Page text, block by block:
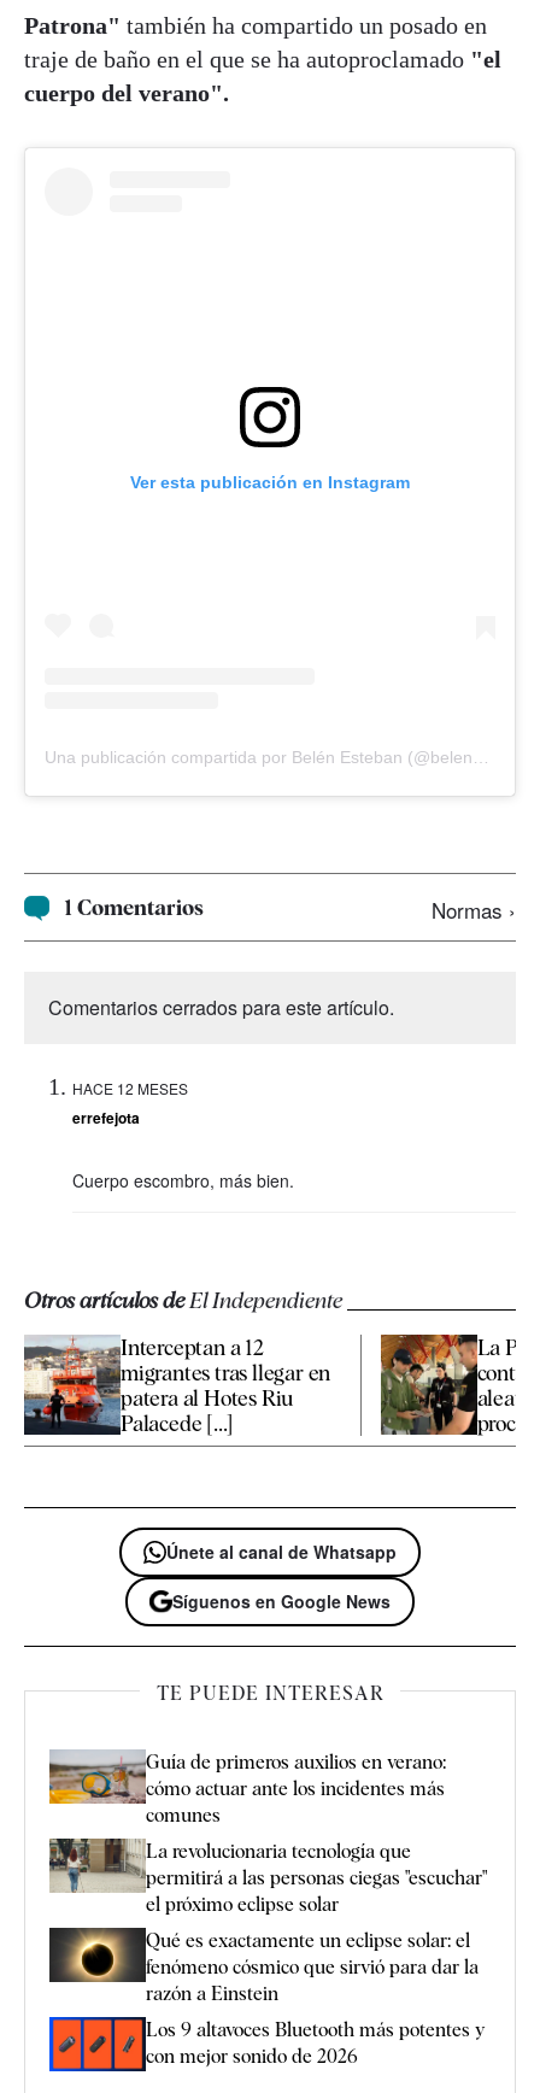
Patrona" también ha compartido un posado en
traje de baño en el que se ha autoproclamado "el
cuerpo del verano".
Ver esta publicación en Instagram
1 Comentarios Normas ›
Comentarios cerrados para este artículo.
HACE 12 MESES
errefejota
Cuerpo escombro, más bien.
Otros artículos deEl Independiente
Interceptan a 12
migrantes tras llegar en
patera al Hotes Riu
Palacede [...]
La
Únete al canal de Whatsapp
Síguenos en Google News
TE PUEDE INTERESAR
Guía de primeros auxilios en verano:
cómo actuar ante los incidentes más
comunes
La revolucionaria tecnología que
permitirá a las personas ciegas "escuchar"
el próximo eclipse solar
Qué es exactamente un eclipse solar: el
fenómeno cósmico que sirvió para dar la
razón a Einstein
Los 9 altavoces Bluetooth más potentes y
con mejor sonido de 2026